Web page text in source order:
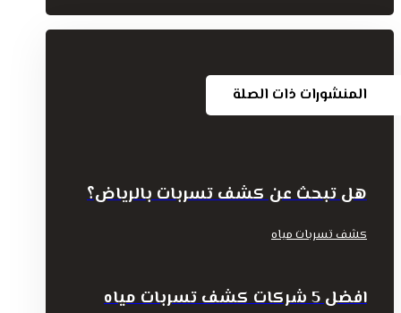
المنشورات ذات الصلة
هل تبحث عن كشف تسربات بالرياض؟
كشف تسربات مياه
افضل 5 شركات كشف تسربات مياه